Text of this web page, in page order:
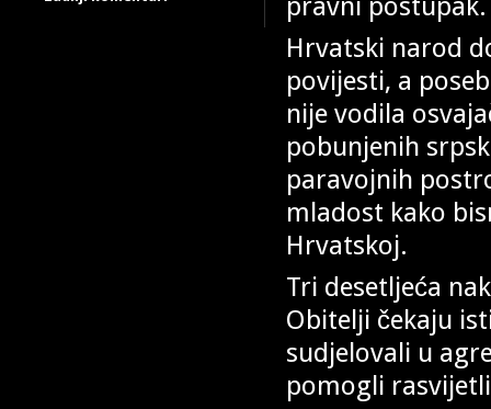
Hrvatski narod
povijesti, a
nije vodila
pobunjenih
paravojnih
mladost kako
Hrvatskoj.
Tri desetljeća
Obitelji čekaju
sudjelovali u
pomogli